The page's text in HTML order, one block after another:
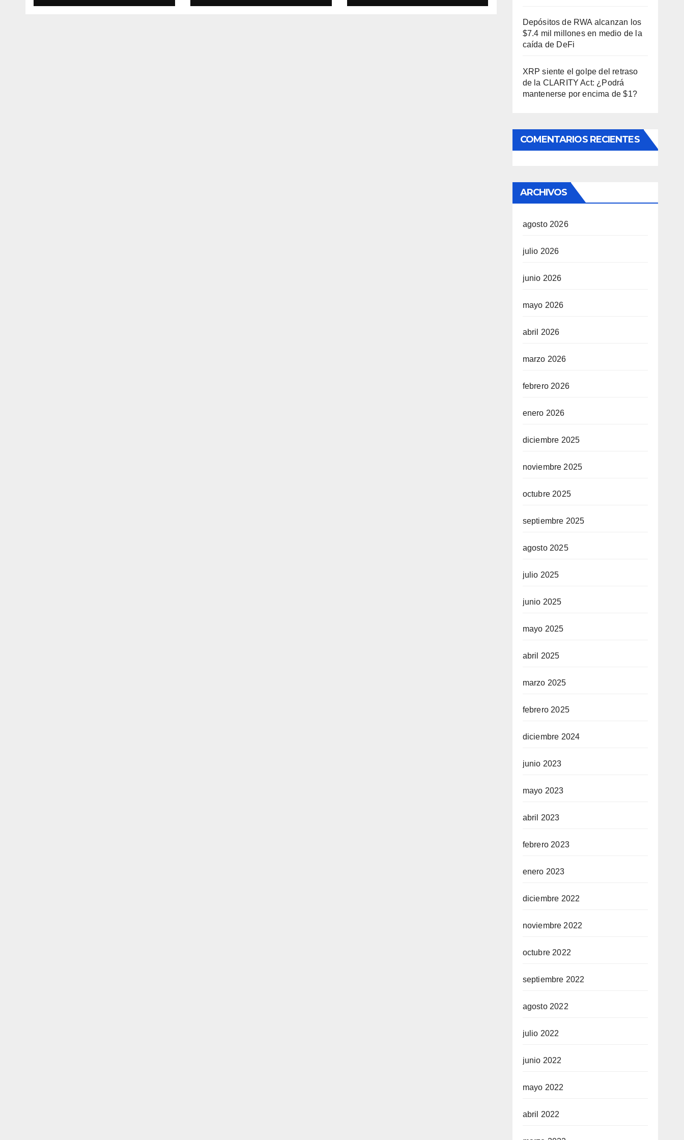
Depósitos de RWA alcanzan los
$7.4 mil millones en medio de la
caída de DeFi
XRP siente el golpe del retraso
de la CLARITY Act: ¿Podrá
mantenerse por encima de $1?
COMENTARIOS RECIENTES
ARCHIVOS
agosto 2026
julio 2026
junio 2026
mayo 2026
abril 2026
marzo 2026
febrero 2026
enero 2026
diciembre 2025
noviembre 2025
octubre 2025
septiembre 2025
agosto 2025
julio 2025
junio 2025
mayo 2025
abril 2025
marzo 2025
febrero 2025
diciembre 2024
junio 2023
mayo 2023
abril 2023
febrero 2023
enero 2023
diciembre 2022
noviembre 2022
octubre 2022
septiembre 2022
agosto 2022
julio 2022
junio 2022
mayo 2022
abril 2022